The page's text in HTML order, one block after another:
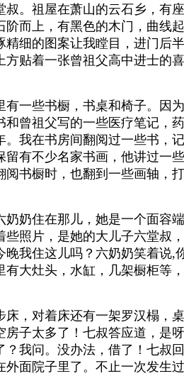
。祖屋在萧山的云石乡，有
而上，有黑色的木门，曲线
细的图案让我瞠目，进门后
贴着一张曾祖父高中进士的
些书橱，书桌和椅子。因
曾祖父写的一些医疗笔记，
我在书房间翻阅过一些书，
有不少名家书画，他讲过一
书橱时，也翻到一些画轴，
住在那儿，她是一个面容
照片，是她的大儿子六堂叔
我住这儿吗？六奶奶笑着说,
大灶头，水缸，几架橱柜等
对着床还有一架罗汉榻，
子太多了！七叔答应道，是
我问。没办法，借了！七叔
面院子里了。不止一次发生